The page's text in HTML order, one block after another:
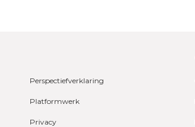
Perspectiefverklaring
Platformwerk
Privacy